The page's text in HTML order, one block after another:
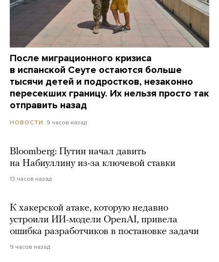
После миграционного кризиса
в испанской Сеуте остаются больше
тысячи детей и подростков, незаконно
пересекших границу. Их нельзя просто так
отправить назад
НОВОСТИ 9 часов назад
Bloomberg: Путин начал давить
на Набиуллину из-за ключевой ставки
13 часов назад
К хакерской атаке, которую недавно
устроили ИИ-модели OpenAI, привела
ошибка разработчиков в постановке задачи
9 часов назад